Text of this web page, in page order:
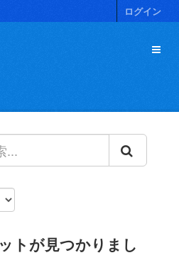
ログイン
トが見つかりまし